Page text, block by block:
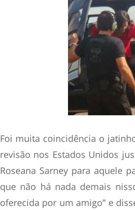
Foi muita coincidência o
revisão nos Estados Unidos
Roseana Sarney para aquele
que não há nada demais
oferecida por um amigo” e